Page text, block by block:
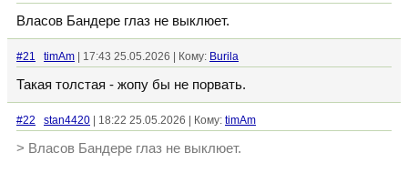
Власов Бандере глаз не выклюет.
#21 timAm | 17:43 25.05.2026 | Кому: Burila
Такая толстая - жопу бы не порвать.
#22 stan4420 | 18:22 25.05.2026 | Кому: timAm
> Власов Бандере глаз не выклюет.